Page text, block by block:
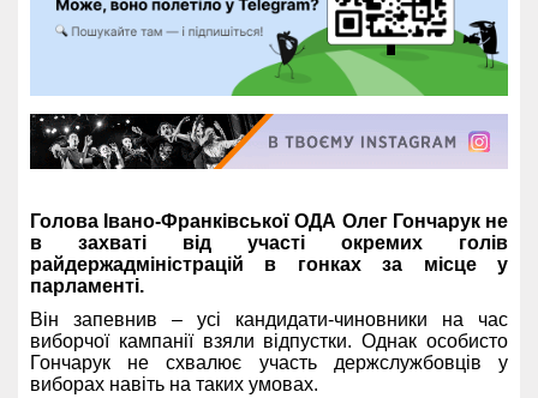
Голова Івано-Франківської ОДА Олег Гончарук не
в захваті від участі окремих голів
райдержадміністрацій в гонках за місце у
парламенті.
Він запевнив – усі кандидати-чиновники на час
виборчої кампанії взяли відпустки. Однак особисто
Гончарук не схвалює участь держслужбовців у
виборах навіть на таких умовах.